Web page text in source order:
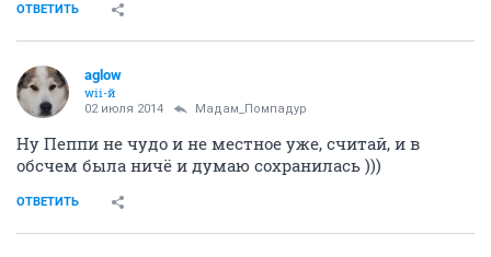
ОТВЕТИТЬ
aglow
wii-й
02 июля 2014 Мадам_Помпадур
Ну Пеппи не чудо и не местное уже, считай, и в
обсчем была ничё и думаю сохранилась )))
ОТВЕТИТЬ